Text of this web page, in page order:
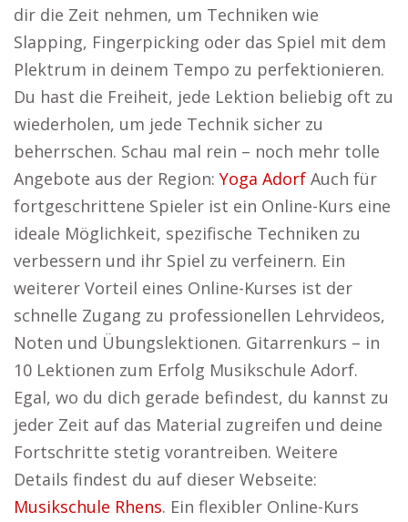
dir die Zeit nehmen, um Techniken wie
Slapping, Fingerpicking oder das Spiel mit dem
Plektrum in deinem Tempo zu perfektionieren.
Du hast die Freiheit, jede Lektion beliebig oft zu
wiederholen, um jede Technik sicher zu
beherrschen. Schau mal rein – noch mehr tolle
Angebote aus der Region: Yoga Adorf Auch für
fortgeschrittene Spieler ist ein Online-Kurs eine
ideale Möglichkeit, spezifische Techniken zu
verbessern und ihr Spiel zu verfeinern. Ein
weiterer Vorteil eines Online-Kurses ist der
schnelle Zugang zu professionellen Lehrvideos,
Noten und Übungslektionen. Gitarrenkurs – in
10 Lektionen zum Erfolg Musikschule Adorf.
Egal, wo du dich gerade befindest, du kannst zu
jeder Zeit auf das Material zugreifen und deine
Fortschritte stetig vorantreiben. Weitere
Details findest du auf dieser Webseite:
Musikschule Rhens. Ein flexibler Online-Kurs